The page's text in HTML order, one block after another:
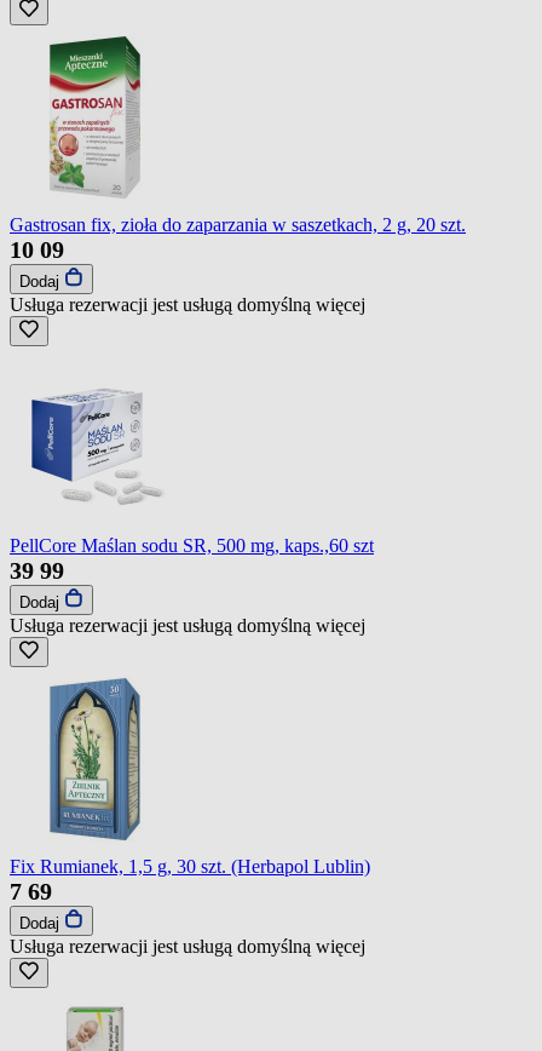
Gastrosan fix, zioła do zaparzania w saszetkach, 2 g, 20 szt.
10 09
Dodaj
Usługa rezerwacji jest usługą domyślną więcej
PellCore Maślan sodu SR, 500 mg, kaps.,60 szt
39 99
Dodaj
Usługa rezerwacji jest usługą domyślną więcej
Fix Rumianek, 1,5 g, 30 szt. (Herbapol Lublin)
7 69
Dodaj
Usługa rezerwacji jest usługą domyślną więcej